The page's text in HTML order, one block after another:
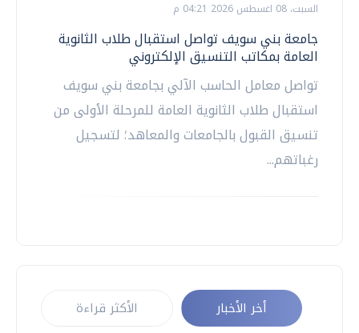
السبت، 08 اغسطس 2026 04:21 م
جامعة بني سويف تواصل استقبال طلاب الثانوية
العامة بمكاتب التنسيق الإلكتروني
تواصل معامل الحاسب الآلي بجامعة بني سويف
استقبال طلاب الثانوية العامة للمرحلة الأولى من
تنسيق القبول بالجامعات والمعاهد؛ لتسجيل
رغباتهم...
أخر الأخبار الأكثر قراءة